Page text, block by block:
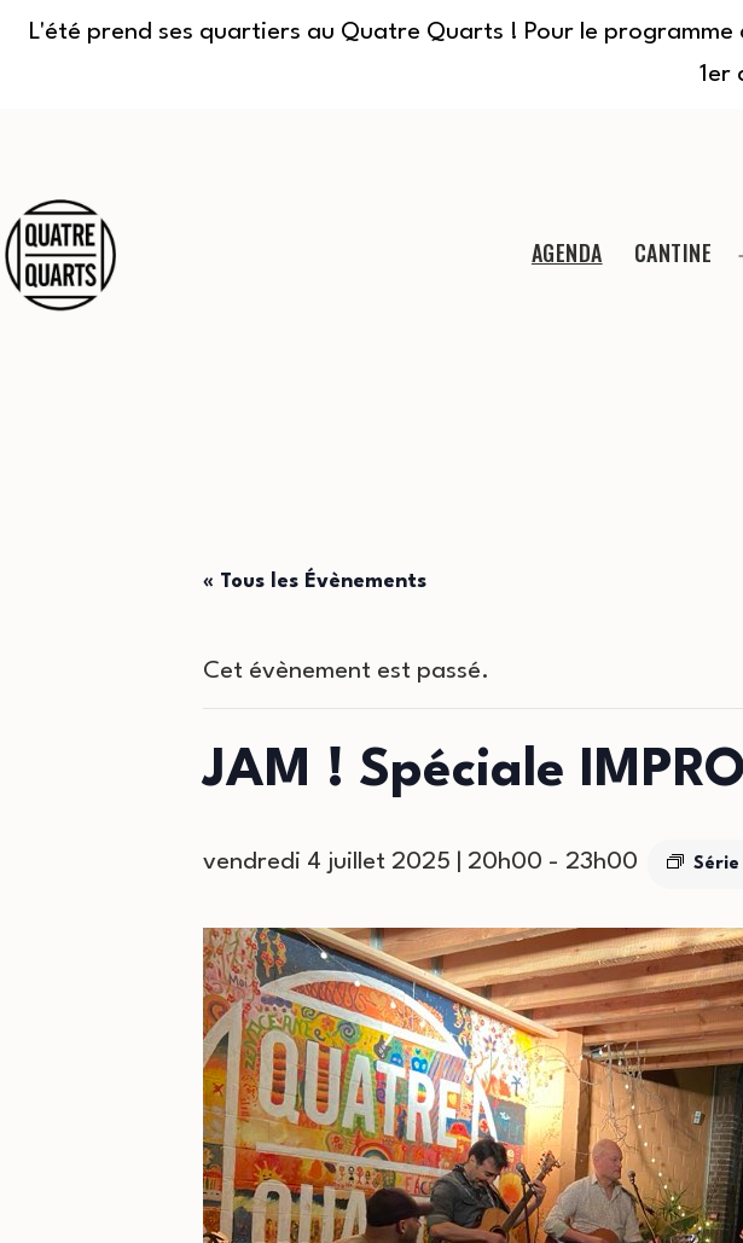
L'été prend ses quartiers au Quatre Quarts ! Pour le programme
1er
contenu
AGENDA CANTINE
« Tous les Évènements
Cet évènement est passé.
JAM ! Spéciale IMPRO
vendredi 4 juillet 2025 | 20h00 - 23h00